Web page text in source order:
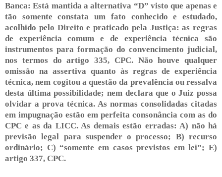
Banca: Está mantida a alternativa “D” visto que apenas e
tão somente constata um fato conhecido e estudado,
acolhido pelo Direito e praticado pela Justiça: as regras
de experiência comum e de experiência técnica são
instrumentos para formação do convencimento judicial,
nos termos do artigo 335, CPC. Não houve qualquer
omissão na assertiva quanto às regras de experiência
técnica, nem cogitou a questão da prevalência ou ressalva
desta última possibilidade; nem declara que o Juiz possa
olvidar a prova técnica. As normas consolidadas citadas
em impugnação estão em perfeita consonância com as do
CPC e as da LICC. As demais estão erradas: A) não há
previsão legal para suspender o processo; B) recurso
ordinário; C) “somente em casos previstos em lei”; E)
artigo 337, CPC.